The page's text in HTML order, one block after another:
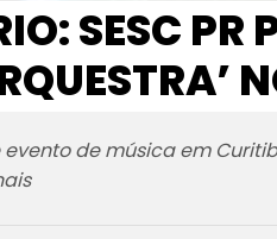
SESC
de música em